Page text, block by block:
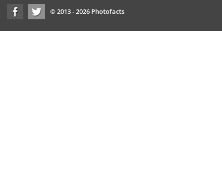
© 2013 - 2026 Photofacts